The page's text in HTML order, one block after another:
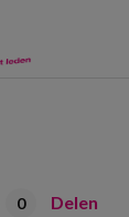
0 Delen